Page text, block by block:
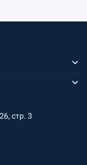
стр. 3